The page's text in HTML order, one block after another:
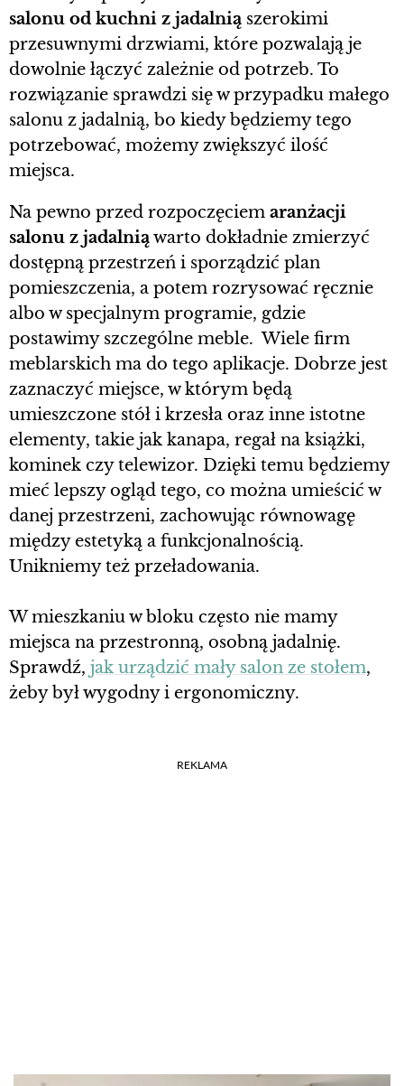
salonu od kuchni z jadalnią szerokimi
przesuwnymi drzwiami, które pozwalają je
dowolnie łączyć zależnie od potrzeb. To
rozwiązanie sprawdzi się w przypadku małego
salonu z jadalnią, bo kiedy będziemy tego
potrzebować, możemy zwiększyć ilość
miejsca.
Na pewno przed rozpoczęciem aranżacji
salonu z jadalniąwarto dokładnie zmierzyć
dostępną przestrzeń i sporządzić plan
pomieszczenia, a potem rozrysować ręcznie
albo w specjalnym programie, gdzie
postawimy szczególne meble. Wiele firm
meblarskich ma do tego aplikacje. Dobrze jest
zaznaczyć miejsce, w którym będą
umieszczone stół i krzesła oraz inne istotne
elementy, takie jak kanapa, regał na książki,
kominek czy telewizor. Dzięki temu będziemy
mieć lepszy ogląd tego, co można umieścić w
danej przestrzeni, zachowując równowagę
między estetyką a funkcjonalnością.
Unikniemy też przeładowania.
W mieszkaniu w bloku często nie mamy
miejsca na przestronną, osobną jadalnię.
Sprawdź, jak urządzić mały salon ze stołem,
żeby był wygodny i ergonomiczny.
REKLAMA